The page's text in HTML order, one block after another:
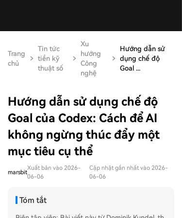
Trang
chủ
Tin tức
tiền kỹ
thuật số
Xu
hướng
Công
nghệ
Hướng dẫn sử
dụng chế độ
Goal ...
Hướng dẫn sử dụng chế độ
Goal của Codex: Cách để AI
không ngừng thúc đẩy một
mục tiêu cụ thể
marsbit
Xuất bản vào 2026-
06-06
Cập nhật gần nhất vào 2026-
06-06
Tóm tắt